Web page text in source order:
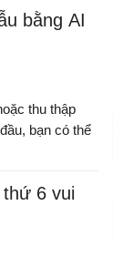
bằng AI
thu thập
bạn có thể
6 vui